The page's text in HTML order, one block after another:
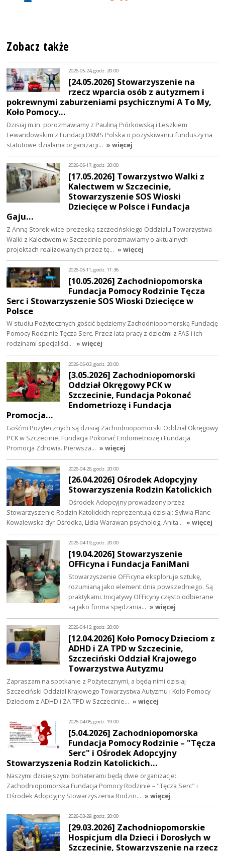
Zobacz także
2026-05-24, godz. 20:00
[24.05.2026] Stowarzyszenie na
rzecz wparcia osób z autyzmem i
pokrewnymi zaburzeniami psychicznymi A To My,
Koło Pomocy…
Dzisiaj m.in. porozmawiamy z Pauliną Piórkowską i Leszkiem
Lewandowskim z Fundacji DKMS Polska o pozyskiwaniu funduszy na
statutowe działania organizacji… » więcej
2026-05-17, godz. 20:00
[17.05.2026] Towarzystwo Walki z
Kalectwem w Szczecinie,
Stowarzyszenie SOS Wioski
Dziecięce w Polsce i Fundacja
Gaju…
Z Anną Storek wice-prezeską szczecińskiego Oddziału Towarzystwa
Walki z Kalectwem w Szczecinie porozmawiamy o aktualnych
projektach realizowanych przez tę… » więcej
2026-05-11, godz. 11:36
[10.05.2026] Zachodniopomorska
Fundacja Pomocy Rodzinie Tęcza
Serc i Stowarzyszenie SOS Wioski Dziecięce w
Polsce
W studiu Pożytecznych gościć będziemy Zachodniopomorską Fundację
Pomocy Rodzinie Tęcza Serc. Przez lata pracy z dziećmi z FAS i ich
rodzinami specjaliści… » więcej
2026-05-03, godz. 20:00
[3.05.2026] Zachodniopomorski
Oddział Okręgowy PCK w
Szczecinie, Fundacja Pokonać
Endometriozę i Fundacja
Promocja…
Gośćmi Pożytecznych są dzisiaj Zachodniopomorski Oddział Okręgowy
PCK w Szczecinie, Fundacja Pokonać Endometriozę i Fundacja
Promocja Zdrowia. Pierwsza… » więcej
2026-04-26, godz. 20:00
[26.04.2026] Ośrodek Adopcyjny
Stowarzyszenia Rodzin Katolickich
Ośrodek Adopcyjny prowadzony przez
Stowarzyszenie Rodzin Katolickich reprezentują dzisiaj: Sylwia Flanc -
Kowalewska dyr Ośrodka, Lidia Warawan psycholog, Anita… » więcej
2026-04-19, godz. 20:00
[19.04.2026] Stowarzyszenie
OFFicyna i Fundacja FaniMani
Stowarzyszenie OFFicyna eksploruje sztukę,
rozumianą jako element dnia powszedniego. Są
praktykami. Inicjatywy OFFicyny często odbierane
są jako forma spędzania… » więcej
2026-04-12, godz. 20:00
[12.04.2026] Koło Pomocy Dzieciom z
ADHD i ZA TPD w Szczecinie,
Szczeciński Oddział Krajowego
Towarzystwa Autyzmu
Zapraszam na spotkanie z Pożytecznymi, a będą nimi dzisiaj
Szczeciński Oddział Krajowego Towarzystwa Autyzmu i Koło Pomocy
Dzieciom z ADHD i ZA TPD w Szczecinie… » więcej
2026-04-05, godz. 19:00
[5.04.2026] Zachodniopomorska
Fundacja Pomocy Rodzinie – "Tęcza
Serc" i Ośrodek Adopcyjny
Stowarzyszenia Rodzin Katolickich…
Naszymi dzisiejszymi bohaterami będą dwie organizacje:
Zachodniopomorska Fundacja Pomocy Rodzinie – "Tęcza Serc" i
Ośrodek Adopcyjny Stowarzyszenia Rodzin… » więcej
2026-03-29, godz. 20:00
[29.03.2026] Zachodniopomorskie
Hospicjum dla Dzieci i Dorosłych w
Szczecinie, Stowarzyszenie na rzecz